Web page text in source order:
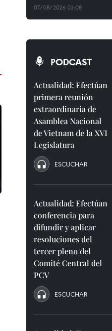
07/08/2026 03:08
PODCAST
Actualidad: Efectúan
primera reunión
extraordinaria de
Asamblea Nacional
de Vietnam de la XVI
Legislatura
ESCUCHAR
Actualidad: Efectúan
conferencia para
difundir y aplicar
resoluciones del
tercer pleno del
Comité Central del
PCV
ESCUCHAR